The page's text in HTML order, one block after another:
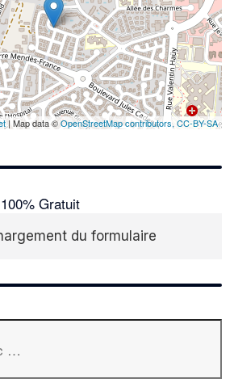
| Map data ©OpenStreetMap contributors, CC-BY-SA
Gratuit
du formulaire